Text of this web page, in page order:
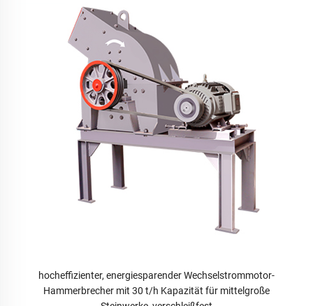
hocheffizienter, energiesparender Wechselstrommotor-
Hammerbrecher mit 30 t/h Kapazität für mittelgroße